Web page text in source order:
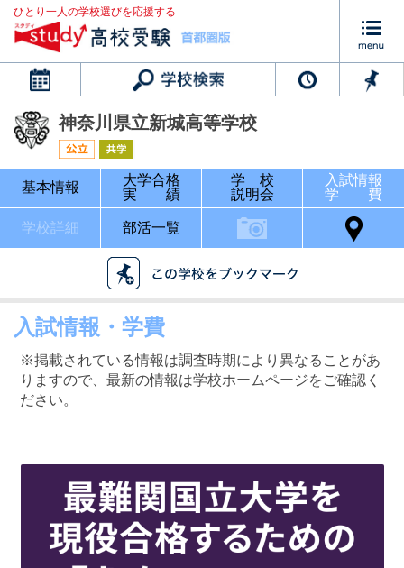
ひとり一人の学校選びを応援する
カレンダー
神奈川県立新城高等学校
基本情報
大学合格
実 績
学 校
説明会
入試情報
学 費
学校詳細 部活一覧
入試情報・学費
※掲載されている情報は調査時期により異なることがあ
りますので、最新の情報は学校ホームページをご確認く
ださい。